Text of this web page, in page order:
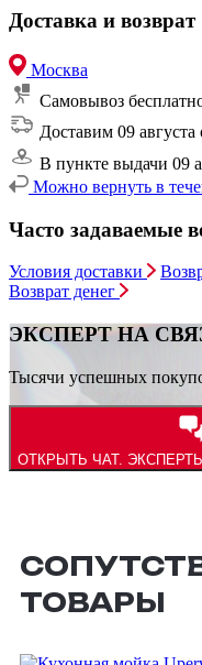
Доставка и возврат
Москва
Самовывоз
Доставим 09 августа
В пункте выдачи 09
Можно вернуть в
Часто задаваемые
Условия доставки
Возврат денег
ЭКСПЕРТ НА
Тысячи успешных
ОТКРЫТЬ ЧАТ.
ТОВАРЫ